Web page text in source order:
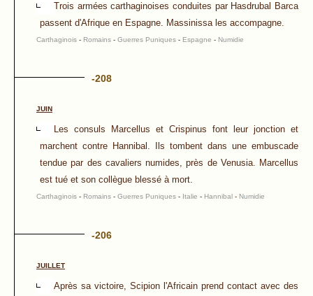
Trois armées carthaginoises conduites par Hasdrubal Barca
passent d'Afrique en Espagne. Massinissa les accompagne.
Carthaginois - Romains - Guerres Puniques - Espagne - Numidie
-208
JUIN
Les consuls Marcellus et Crispinus font leur jonction et
marchent contre Hannibal. Ils tombent dans une embuscade
tendue par des cavaliers numides, près de Venusia. Marcellus
est tué et son collègue blessé à mort.
Carthaginois - Romains - Guerres Puniques - Italie - Hannibal - Numidie
-206
JUILLET
Après sa victoire, Scipion l'Africain prend contact avec des